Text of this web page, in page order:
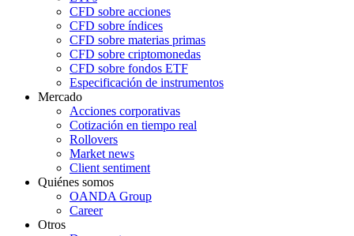
CFD sobre acciones
CFD sobre índices
CFD sobre materias primas
CFD sobre criptomonedas
CFD sobre fondos ETF
Especificación de instrumentos
Mercado
Acciones corporativas
Cotización en tiempo real
Rollovers
Market news
Client sentiment
Quiénes somos
OANDA Group
Career
Otros